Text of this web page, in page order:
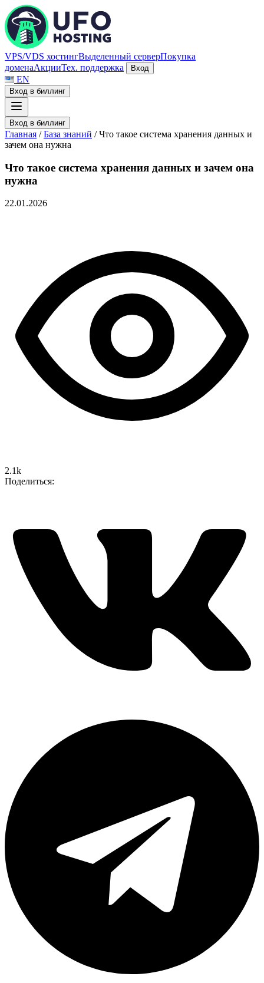
VPS/VDS хостингВыделенный серверПокупка
доменаАкцииТех. поддержка Вход
EN
Вход в биллинг
Вход в биллинг
Главная / База знаний / Что такое система хранения данных и
зачем она нужна
Что такое система хранения данных и зачем она
нужна
22.01.2026
2.1k
Поделиться: